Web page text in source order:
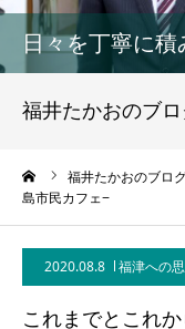
日々を丁寧に積
福井たかおのブ
福井たかおのブロ
島市民カフェ−
2020.08.8 福津への
これまでとこれ
市政方針ーまち